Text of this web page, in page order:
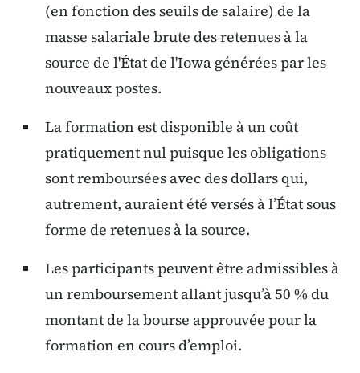
(en fonction des seuils de salaire) de la
masse salariale brute des retenues à la
source de l'État de l'Iowa générées par les
nouveaux postes.
La formation est disponible à un coût
pratiquement nul puisque les obligations
sont remboursées avec des dollars qui,
autrement, auraient été versés à l’État sous
forme de retenues à la source.
Les participants peuvent être admissibles à
un remboursement allant jusqu’à 50 % du
montant de la bourse approuvée pour la
formation en cours d’emploi.